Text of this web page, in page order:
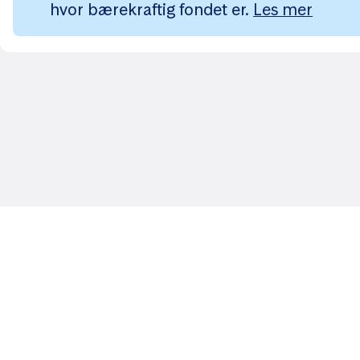
hvor bærekraftig fondet er. Les mer